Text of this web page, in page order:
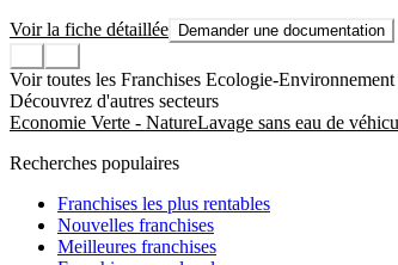
Voir la fiche détaillée Demander une documentation
Voir toutes les Franchises Ecologie-Environnement
Découvrez d'autres secteurs
Economie Verte - NatureLavage sans eau de
Recherches populaires
Franchises les plus rentables
Nouvelles franchises
Meilleures franchises